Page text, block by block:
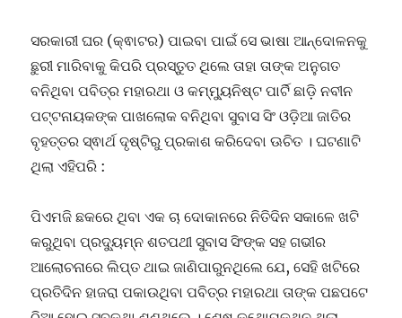
ସରକାରୀ ଘର (କ୍ଵାଟର) ପାଇବା ପାଇଁ ସେ ଭାଷା ଆନ୍ଦୋଳନକୁ
ଛୁରୀ ମାରିବାକୁ କିପରି ପ୍ରସ୍ତୁତ ଥିଲେ ତାହା ତାଙ୍କ ଅନୁଗତ
ବନିଥିବା ପବିତ୍ର ମହାରଥା ଓ କମ୍ମ୍ୟୁନିଷ୍ଟ ପାର୍ଟି ଛାଡ଼ି ନବୀନ
ପଟ୍ଟନାୟକଙ୍କ ପାଖଲୋକ ବନିଥିବା ସୁବାସ ସିଂ ଓଡ଼ିଆ ଜାତିର
ବୃହତ୍ତର ସ୍ଵାର୍ଥ ଦୃଷ୍ଟିରୁ ପ୍ରକାଶ କରିଦେବା ଊଚିତ । ଘଟଣାଟି
ଥିଲା ଏହିପରି :
ପିଏମଜି ଛକରେ ଥିବା ଏକ ଚା ଦୋକାନରେ ନିତିଦିନ ସକାଳେ ଖଟି
କରୁଥିବା ପ୍ରଦ୍ୟୁମ୍ନ ଶତପଥୀ ସୁବାସ ସିଂଙ୍କ ସହ ଗଭୀର
ଆଲୋଚନାରେ ଲିପ୍ତ ଥାଇ ଜାଣିପାରୁନଥିଲେ ଯେ, ସେହି ଖଟିରେ
ପ୍ରତିଦିନ ହାଜରା ପକାଉଥିବା ପବିତ୍ର ମହାରଥା ତାଙ୍କ ପଛପଟେ